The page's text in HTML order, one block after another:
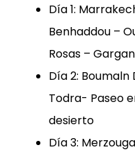
Día 1:
Benhaddou –
Rosas –
Día 2: Boumaln
Todra- Paseo
desierto
Día 3: